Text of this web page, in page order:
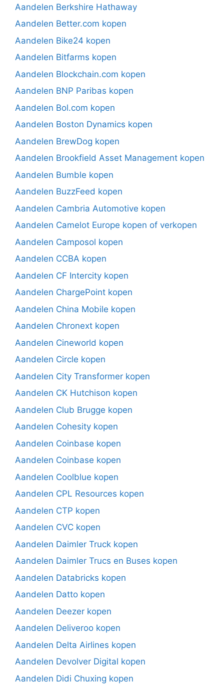
Aandelen Berkshire Hathaway
Aandelen Better.com kopen
Aandelen Bike24 kopen
Aandelen Bitfarms kopen
Aandelen Blockchain.com kopen
Aandelen BNP Paribas kopen
Aandelen Bol.com kopen
Aandelen Boston Dynamics kopen
Aandelen BrewDog kopen
Aandelen Brookfield Asset Management kopen
Aandelen Bumble kopen
Aandelen BuzzFeed kopen
Aandelen Cambria Automotive kopen
Aandelen Camelot Europe kopen of verkopen
Aandelen Camposol kopen
Aandelen CCBA kopen
Aandelen CF Intercity kopen
Aandelen ChargePoint kopen
Aandelen China Mobile kopen
Aandelen Chronext kopen
Aandelen Cineworld kopen
Aandelen Circle kopen
Aandelen City Transformer kopen
Aandelen CK Hutchison kopen
Aandelen Club Brugge kopen
Aandelen Cohesity kopen
Aandelen Coinbase kopen
Aandelen Coinbase kopen
Aandelen Coolblue kopen
Aandelen CPL Resources kopen
Aandelen CTP kopen
Aandelen CVC kopen
Aandelen Daimler Truck kopen
Aandelen Daimler Trucs en Buses kopen
Aandelen Databricks kopen
Aandelen Datto kopen
Aandelen Deezer kopen
Aandelen Deliveroo kopen
Aandelen Delta Airlines kopen
Aandelen Devolver Digital kopen
Aandelen Didi Chuxing kopen